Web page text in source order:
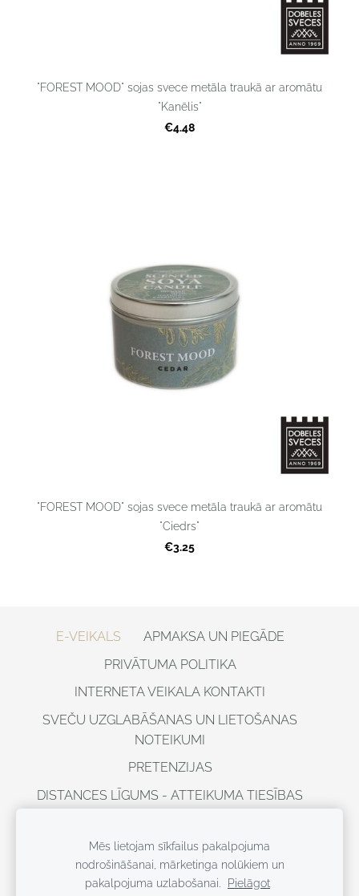
"FOREST MOOD" sojas svece metāla traukā ar aromātu
"Kanēlis"
€4.48
"FOREST MOOD" sojas svece metāla traukā ar aromātu
"Ciedrs"
€3.25
E-VEIKALS
APMAKSA UN PIEGĀDE
PRIVĀTUMA POLITIKA
INTERNETA VEIKALA KONTAKTI
SVEČU UZGLABĀŠANAS UN LIETOŠANAS
NOTEIKUMI
PRETENZIJAS
DISTANCES LĪGUMS - ATTEIKUMA TIESĪBAS
DOBELESSVECES, 2021
Sīkdatnes
Mēs lietojam sīkfailus pakalpojuma
nodrošināšanai, mārketinga nolūkiem un
pakalpojuma uzlabošanai.
Pielāgot